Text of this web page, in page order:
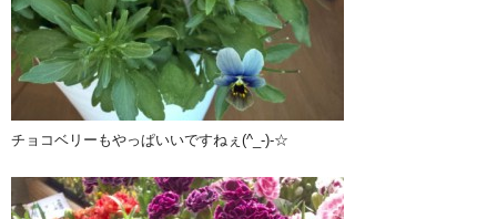
チョコベリーもやっぱいいですねぇ(^_-)-☆